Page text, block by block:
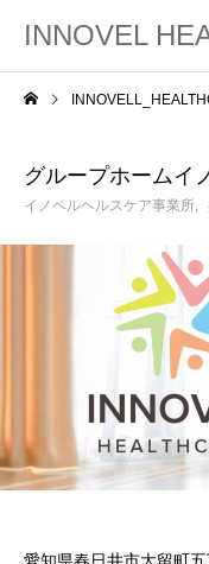
INNOVEL
グループホームイ
イノベルヘルスケア事業所